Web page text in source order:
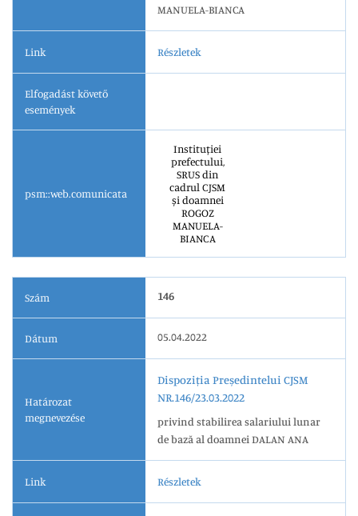
MANUELA-BIANCA
Link Részletek
Elfogadást követő
események
psm::web.comunicata
Instituției
prefectului,
SRUS din
cadrul CJSM
și doamnei
ROGOZ
MANUELA-
BIANCA
Szám 146
Dátum 05.04.2022
Határozat
megnevezése
Dispoziția Președintelui CJSM
NR.146/23.03.2022
privind stabilirea salariului lunar
de bază al doamnei DALAN ANA
Link Részletek